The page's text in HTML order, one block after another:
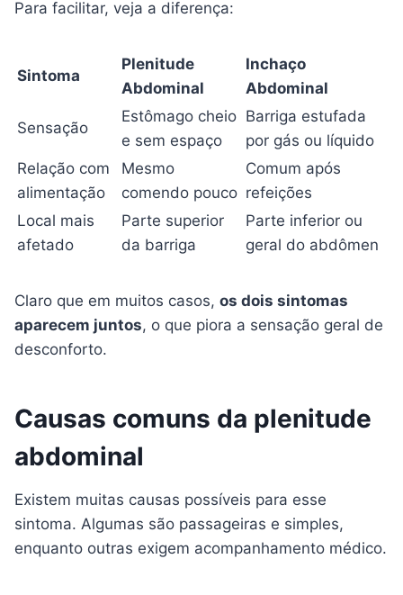
Para facilitar, veja a diferença:
Sintoma
Plenitude
Abdominal
Inchaço
Abdominal
Sensação
Estômago cheio
e sem espaço
Barriga estufada
por gás ou líquido
Relação com
alimentação
Mesmo
comendo pouco
Comum após
refeições
Local mais
afetado
Parte superior
da barriga
Parte inferior ou
geral do abdômen
Claro que em muitos casos, os dois sintomas
aparecem juntos, o que piora a sensação geral de
desconforto.
Causas comuns da plenitude
abdominal
Existem muitas causas possíveis para esse
sintoma. Algumas são passageiras e simples,
enquanto outras exigem acompanhamento médico.